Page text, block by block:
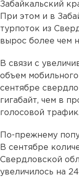
Забайкальский
При этом и в
турпоток из
вырос более чем
В связи с
объем
сентябре
гигабайт, чем в
голосовой трафик.
По-прежнему
В сентябре
Свердловской
увеличилось на